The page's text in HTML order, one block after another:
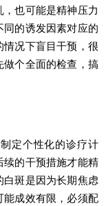
也可能是精神压力
的诱发因素对应的
况下盲目干预，很
做个全面的检查，搞
定个性化的诊疗计
续的干预措施才能精
白斑是因为长期焦虑
能成效有限，必须配